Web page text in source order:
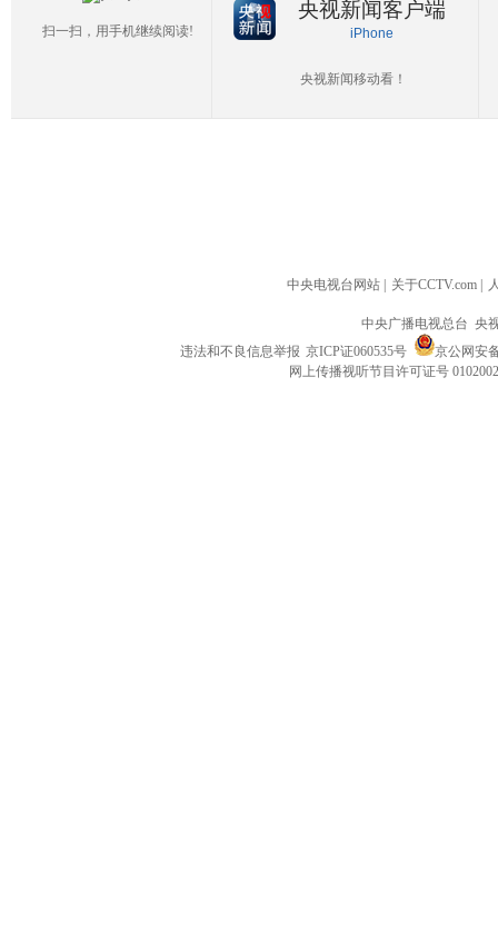
扫一扫，用手机继续阅读!
央视新闻客户端
iPhone
央视新闻移动看！
中央电视台网站 关于CCTV.com
中央广播电视总台 央
违法和不良信息举报 京ICP证060535号
京公网安
网上传播视听节目许可证号